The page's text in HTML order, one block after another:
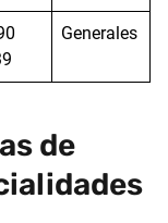
Generales
de